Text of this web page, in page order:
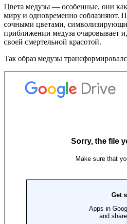
Цвета медузы — особенные, они
миру и одновременно соблазняют.
сочными цветами,
приближении медуза очаровывает
своей смертельной красотой.
Так образ медузы